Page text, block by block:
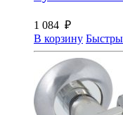
1 084 ₽
В корзину